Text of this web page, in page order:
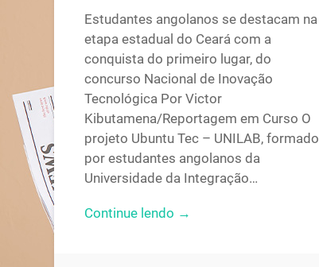
Estudantes angolanos se destacam na
etapa estadual do Ceará com a
conquista do primeiro lugar, do
concurso Nacional de Inovação
Tecnológica Por Victor
Kibutamena/Reportagem em Curso O
projeto Ubuntu Tec – UNILAB, formado
por estudantes angolanos da
Universidade da Integração…
Continue lendo →